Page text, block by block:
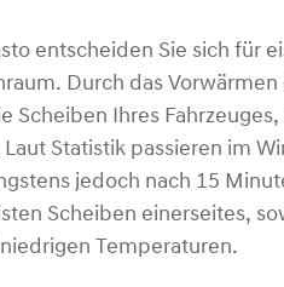
entscheiden Sie sich für
Durch das Vorwärmen
Scheiben Ihres
Statistik passieren im
jedoch nach 15
Scheiben einerseites,
Temperaturen.